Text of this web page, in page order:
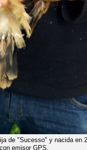
de "Sucesso" y nacida en
emisor GPS.